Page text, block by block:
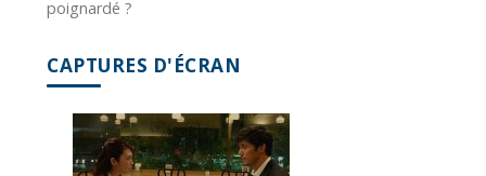
poignardé ?
CAPTURES D'ÉCRAN